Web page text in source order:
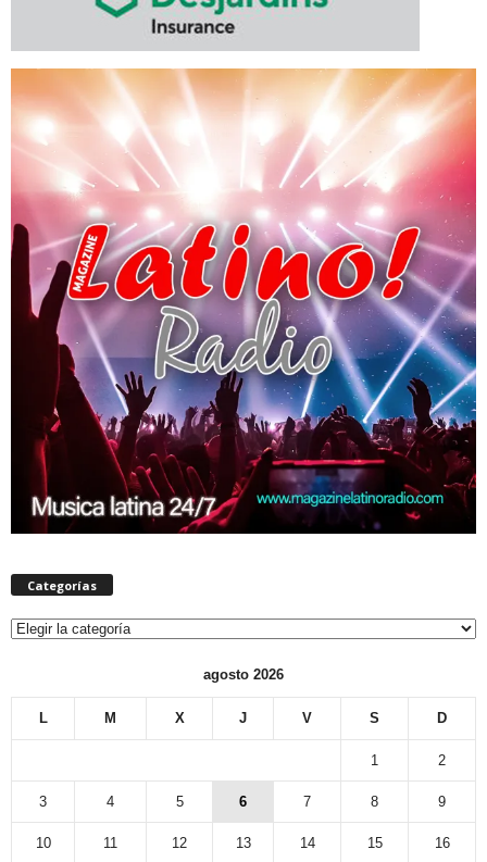
Categorías
Categorías
agosto 2026
L M X J V S D
1 2
3 4 5 6 7 8 9
10 11 12 13 14 15 16